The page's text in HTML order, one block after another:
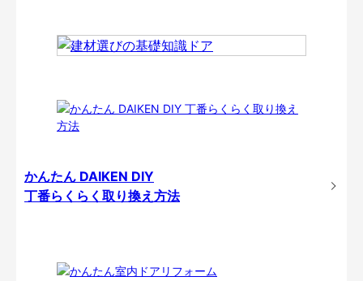
かんたん DAIKEN DIY
丁番らくらく取り換え方法